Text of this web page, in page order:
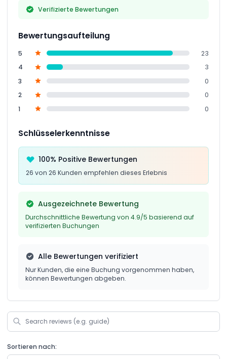
Verifizierte Bewertungen
Bewertungsaufteilung
5
23
4
3
3
0
2
0
1
0
Schlüsselerkenntnisse
100% Positive Bewertungen
26 von 26 Kunden empfehlen dieses Erlebnis
Ausgezeichnete Bewertung
Durchschnittliche Bewertung von 4.9/5 basierend auf
verifizierten Buchungen
Alle Bewertungen verifiziert
Nur Kunden, die eine Buchung vorgenommen haben,
können Bewertungen abgeben.
Sortieren nach: